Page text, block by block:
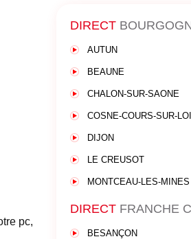
pc,
DIRECT
AUTUN
BEAUNE
CHALON-SUR-SAONE
COSNE-COURS-SUR-
DIJON
LE CREUSOT
MONTCEAU-LES-MINES
DIRECTFRANCHE
BESANÇON